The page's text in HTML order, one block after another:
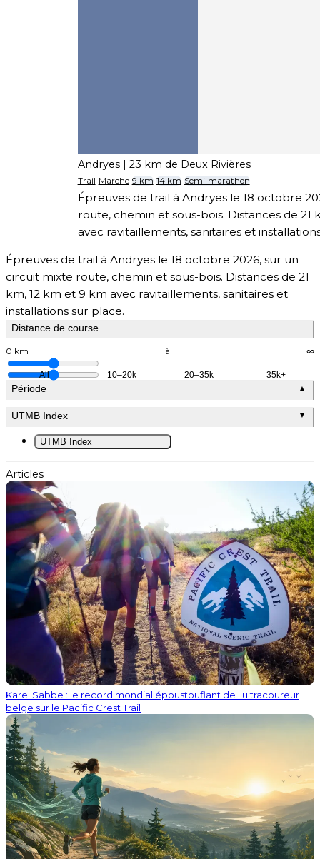
Andryes | 23 km de Deux Rivières
Trail Marche 9 km 14 km Semi-marathon
Épreuves de trail à Andryes le 18 octobre
route, chemin et sous-bois. Distances de 21
avec ravitaillements, sanitaires et
Épreuves de trail à Andryes le 18 octobre 2026, sur un
circuit mixte route, chemin et sous-bois. Distances de 21
km, 12 km et 9 km avec ravitaillements, sanitaires et
installations sur place.
Distance de course
0 km à ∞
All 10–20k 20–35k 35k+
Période ▲
UTMB Index ▼
UTMB Index
Articles
Karel Sabbe : le record mondial époustouflant de l'ultracoureur
belge sur le Pacific Crest Trail